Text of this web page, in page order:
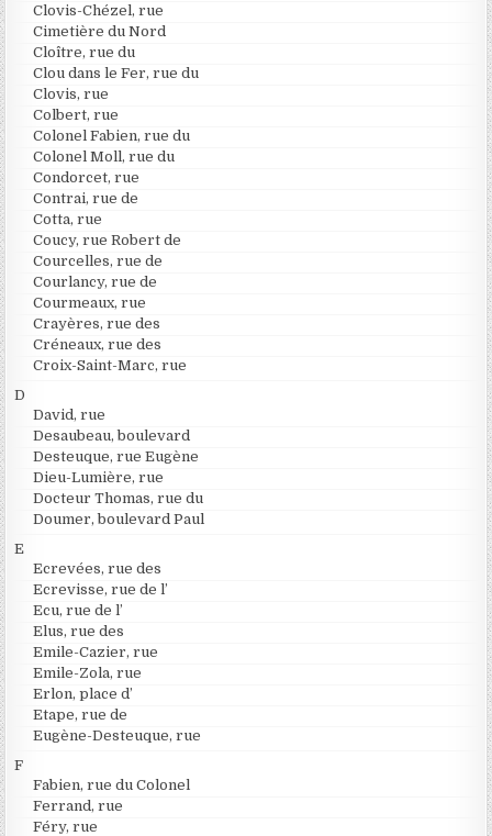
Clovis-Chézel, rue
Cimetière du Nord
Cloître, rue du
Clou dans le Fer, rue du
Clovis, rue
Colbert, rue
Colonel Fabien, rue du
Colonel Moll, rue du
Condorcet, rue
Contrai, rue de
Cotta, rue
Coucy, rue Robert de
Courcelles, rue de
Courlancy, rue de
Courmeaux, rue
Crayères, rue des
Créneaux, rue des
Croix-Saint-Marc, rue
D
David, rue
Desaubeau, boulevard
Desteuque, rue Eugène
Dieu-Lumière, rue
Docteur Thomas, rue du
Doumer, boulevard Paul
E
Ecrevées, rue des
Ecrevisse, rue de l’
Ecu, rue de l’
Elus, rue des
Emile-Cazier, rue
Emile-Zola, rue
Erlon, place d’
Etape, rue de
Eugène-Desteuque, rue
F
Fabien, rue du Colonel
Ferrand, rue
Féry, rue